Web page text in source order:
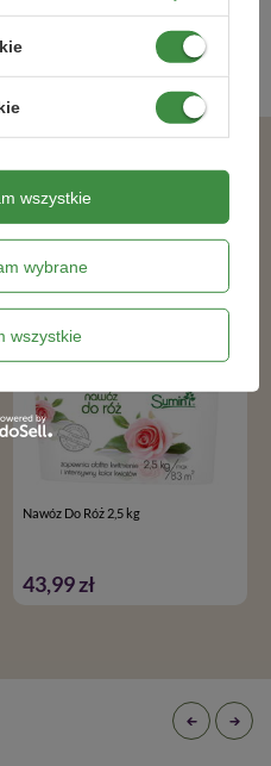
Nawóz Do Róż 2,5 kg
43,99 zł
wybrane
wszystkie
wszystkie